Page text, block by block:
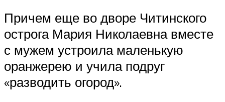
Причем еще во дворе Читинского
острога Мария Николаевна вместе
с мужем устроила маленькую
оранжерею и учила подруг
«разводить огород».